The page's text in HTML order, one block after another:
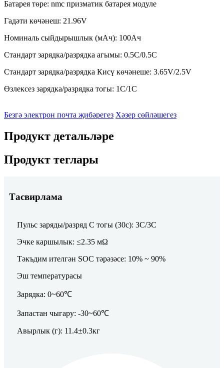
Батарея төре: nmc призматик батарея модуле
Гадәти көчәнеш: 21.96V
Номиналь сыйдырышлык (мАч): 100Ач
Стандарт зарядка/разрядка агымы: 0.5C/0.5C
Стандарт зарядка/разрядка Кисү көчәнеше: 3.65V/2.5V
Өзлексез зарядка/разрядка тогы: 1C/1C
Безгә электрон почта җибәрегез Хәзер сөйләшегез
Продукт детальләре
Продукт теглары
Тасвирлама
Пульс заряды/разряд C тогы (30с): 3C/3C
Эчке каршылык: ≤2.35 мΩ
Тәкъдим ителгән SOC тәрәзәсе: 10% ~ 90%
Эш температурасы
Зарядка: 0~60℃
Запастан чыгару: -30~60℃
Авырлык (г): 11.4±0.3кг